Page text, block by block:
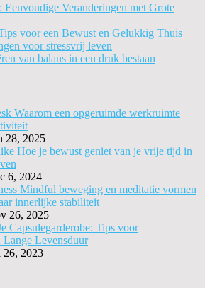
Eenvoudige Veranderingen met Grote
voor een Bewust en Gelukkig Thuis
voor stressvrij leven
van balans in een druk bestaan
Waarom een opgeruimde werkruimte
28, 2025
Hoe je bewust geniet van je vrije tijd in
6, 2024
Mindful beweging en meditatie vormen
innerlijke stabiliteit
26, 2025
Capsulegarderobe: Tips voor
Lange Levensduur
26, 2023